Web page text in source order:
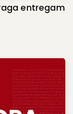
entregam